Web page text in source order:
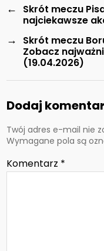
←
Skrót meczu
najciekawsze
→
Skrót meczu
Zobacz
(19.04.2026)
Dodaj
Twój adres e-mail nie
Wymagane pola są
Komentarz *